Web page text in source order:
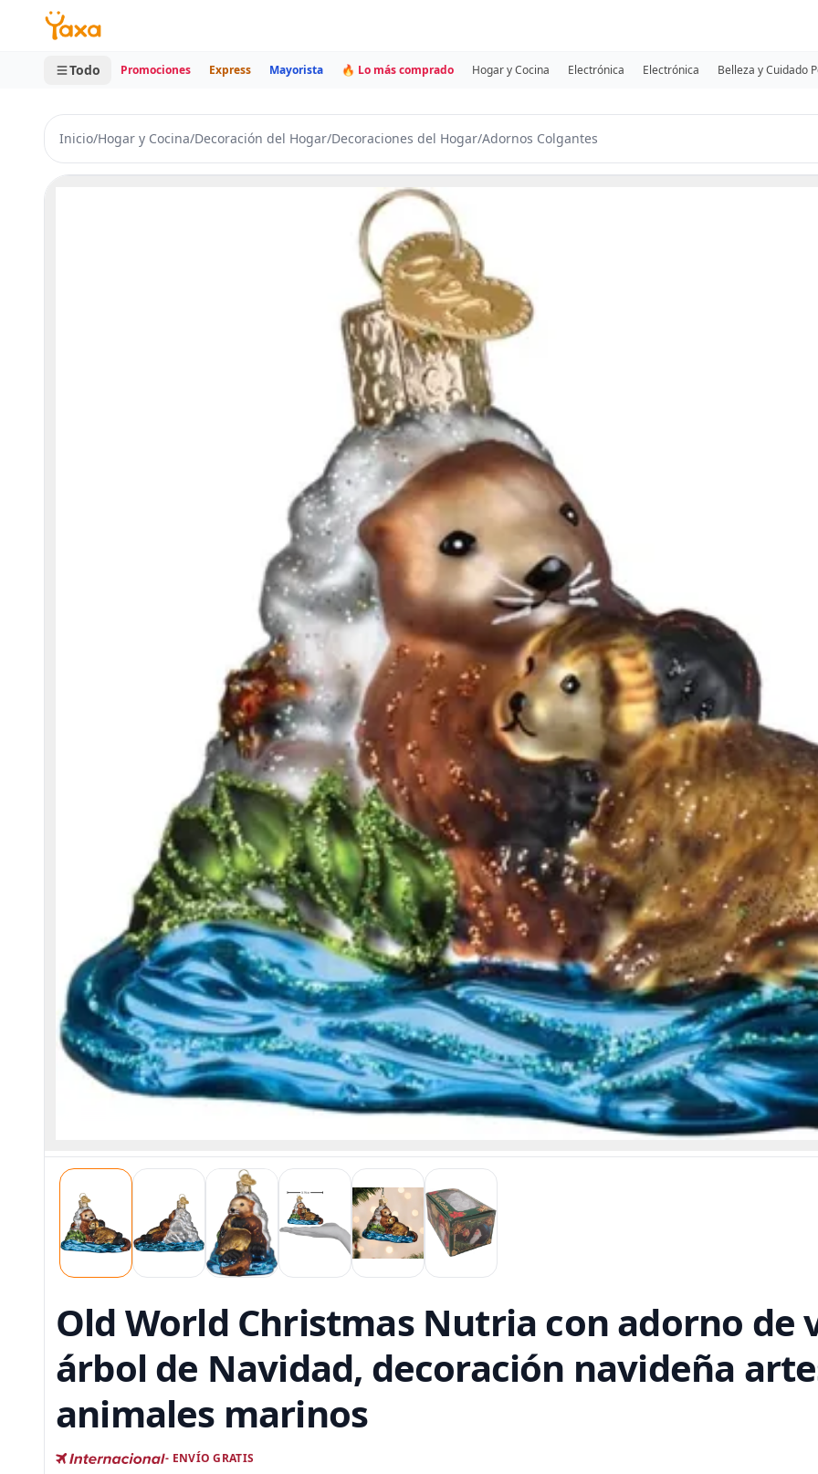
MINI CARRITO
0 productos
Todo Promociones Express Mayorista 🔥 Lo más comprado Hogar y Cocina Electrónica Electrónica Belleza y Cuidado
Inicio/Hogar y Cocina/Decoración del Hogar/Decoraciones del Hogar/Adornos Colgantes
Old World Christmas Nutria con adorno de
árbol de Navidad, decoración navideña
animales marinos
- ENVÍO GRATIS